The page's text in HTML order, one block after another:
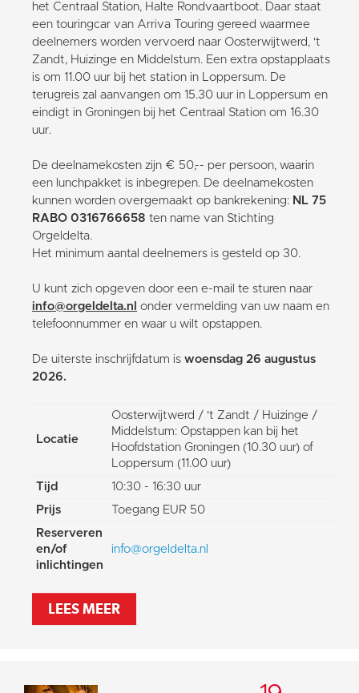
het Centraal Station, Halte Rondvaartboot. Daar staat
een touringcar van Arriva Touring gereed waarmee
deelnemers worden vervoerd naar Oosterwijtwerd, 't
Zandt, Huizinge en Middelstum. Een extra opstapplaats
is om 11.00 uur bij het station in Loppersum. De
terugreis zal aanvangen om 15.30 uur in Loppersum en
eindigt in Groningen bij het Centraal Station om 16.30
uur.
De deelnamekosten zijn € 50,-- per persoon, waarin
een lunchpakket is inbegrepen. De deelnamekosten
kunnen worden overgemaakt op bankrekening: NL 75
RABO 0316766658 ten name van Stichting
Orgeldelta.
Het minimum aantal deelnemers is gesteld op 30.
U kunt zich opgeven door een e-mail te sturen naar
info@orgeldelta.nl onder vermelding van uw naam en
telefoonnummer en waar u wilt opstappen.
De uiterste inschrijfdatum is woensdag 26 augustus
2026.
Locatie
Oosterwijtwerd / 't Zandt / Huizinge /
Middelstum: Opstappen kan bij het
Hoofdstation Groningen (10.30 uur) of
Loppersum (11.00 uur)
Tijd
10:30 - 16:30 uur
Prijs
Toegang EUR 50
Reserveren
en/of
inlichtingen
info@orgeldelta.nl
LEES MEER